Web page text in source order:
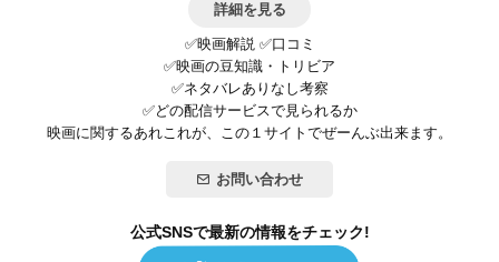
詳細を見る
✅映画解説 ✅口コミ
✅映画の豆知識・トリビア
✅ネタバレありなし考察
✅どの配信サービスで見られるか
映画に関するあれこれが、この１サイトでぜーんぶ出来ます。
お問い合わせ
公式SNSで最新の情報をチェック!